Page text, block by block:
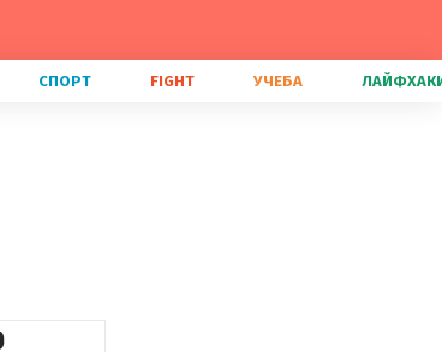
СПОРТ FIGHT УЧЕБА